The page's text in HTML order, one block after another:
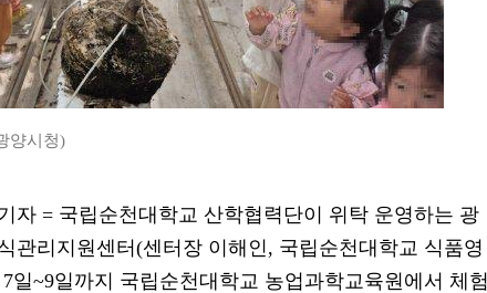
양시청)
자 = 국립순천대학교 산학협력단이 위탁 운영하는 광
관리지원센터(센터장 이해인, 국립순천대학교 식품영
일~9일까지 국립순천대학교 농업과학교육원에서 체험